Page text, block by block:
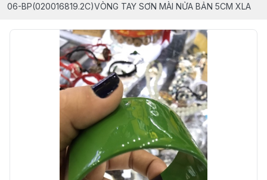
06-BP(020016819.2C)VÒNG TAY SƠN MÀI NỬA BẢN 5CM XLA